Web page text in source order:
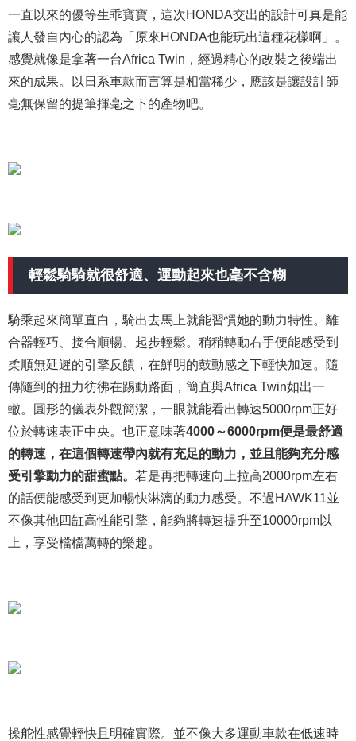
一直以來的優等生乖寶寶，這次HONDA交出的設計可真是能
讓人發自內心的認為「原來HONDA也能玩出這種花樣啊」。
感覺就像是拿著一台Africa Twin，經過精心的改裝之後端出
來的成果。以日系車款而言算是相當稀少，應該是讓設計師
毫無保留的提筆揮毫之下的產物吧。
輕鬆騎騎就很舒適、運動起來也毫不含糊
騎乘起來簡單直白，騎出去馬上就能習慣她的動力特性。離
合器輕巧、接合順暢、起步輕鬆。稍稍轉動右手便能感受到
柔順無延遲的引擎反饋，在鮮明的鼓動感之下輕快加速。隨
傳隨到的扭力彷彿在踢動路面，簡直與Africa Twin如出一
轍。圓形的儀表外觀簡潔，一眼就能看出轉速5000rpm正好
位於轉速表正中央。也正意味著4000～6000rpm便是最舒適
的轉速，在這個轉速帶內就有充足的動力，並且能夠充分感
受引擎動力的甜蜜點。 若是再把轉速向上拉高2000rpm左右
的話便能感受到更加暢快淋漓的動力感受。不過HAWK11並
不像其他四缸高性能引擎，能夠將轉速提升至10000rpm以
上，享受檔檔萬轉的樂趣。
操舵性感覺輕快且明確實際。並不像大多運動車款在低速時